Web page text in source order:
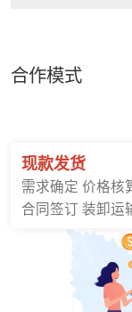
合作模式
现款发货
需求确定 价格核
合同签订 装卸运